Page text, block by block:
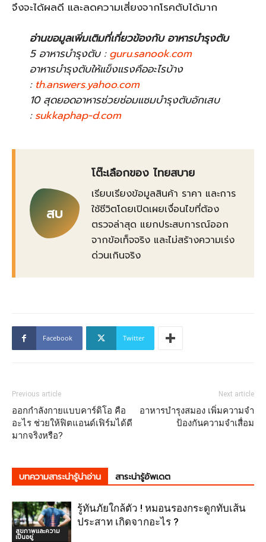
จึงจะได้ผลดี และลดความเสี่ยงจากโรคตับได้มาก
อ่านขอมูลเพิ่มเติมที่เกี่ยวข้องกับ อาหารบำรุงตับ
5 อาหารบำรุงตับ :guru.sanook.com
อาหารบำรุงตับให้แข็งแรงคืออะไรบ้าง
: th.answers.yahoo.com
10 สุดยอดอาหารช่วยซ่อมแซมบำรุงตับอักเสบ
:sukkaphap-d.com
สบ
โต๊ะเลือกของ ไทยสบาย
เรียบเรียงข้อมูลสินค้า ราคา และการ
ใช้ชีวิตโดยเปิดเผยเงื่อนไขที่ต้อง
ตรวจล่าสุด แยกประสบการณ์ออก
จากข้อเท็จจริง และไม่สร้างความเร่ง
ด่วนเกินจริง
Facebook Twitter
Previous article
ออกกำลังกายแบบคาร์ดิโอ คือ
อะไร ช่วยให้ฟิตแอนด์เฟิร์มได้ดี
มากจริงหรือ?
Next article
อาหารบํารุงสมอง เพิ่มความจํา
ป้องกันความจำเสื่อม
บทความสาระน่ารู้น่าอ่าน สาระน่ารู้อัพเดต
สุขภาพและความ
เป็นอยู่
รู้ทันภัยใกล้ตัว ! หมอนรองกระดูกทับเส้น
ประสาท เกิดจากอะไร ?